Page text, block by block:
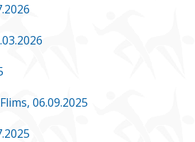
06.09.2025